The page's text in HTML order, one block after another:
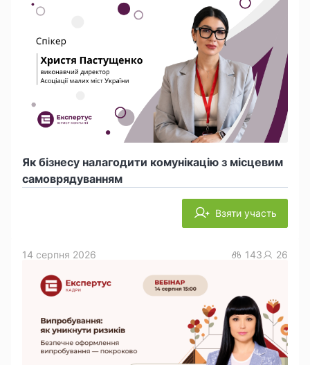
Як бізнесу налагодити комунікацію з місцевим
самоврядуванням
Взяти участь
14 серпня 2026 143 26